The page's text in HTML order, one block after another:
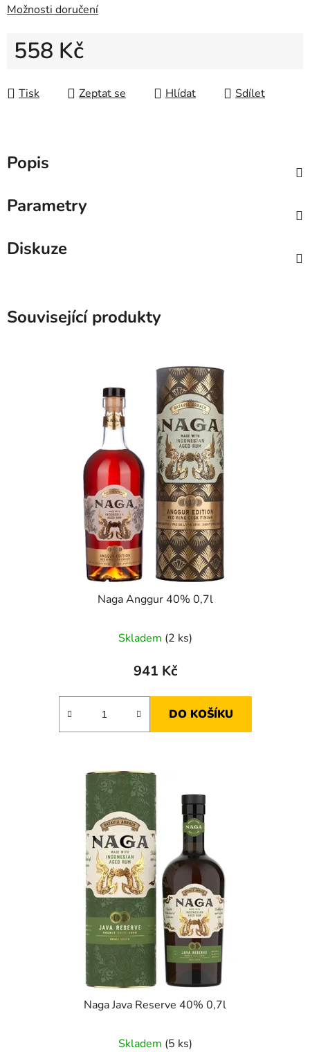
Možnosti doručení
558 Kč
Tisk
Zeptat se Hlídat Sdílet
Popis
Parametry
Diskuze
Související produkty
Naga Anggur 40% 0,7l
Skladem (2 ks)
941 Kč
DO KOŠÍKU
Naga Java Reserve 40% 0,7l
Skladem (5 ks)